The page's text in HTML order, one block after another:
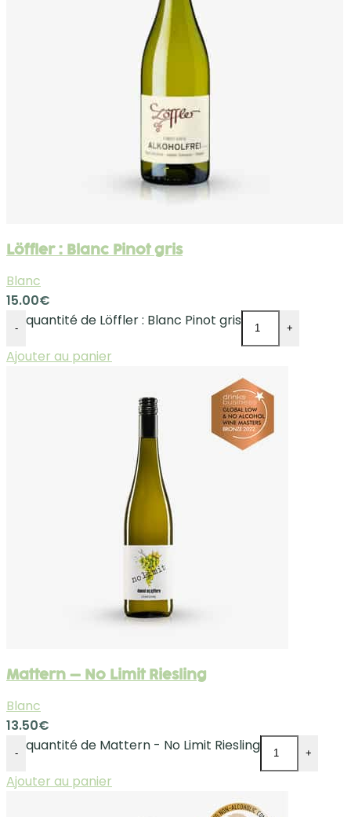
Löffler : Blanc Pinot gris
Blanc
15.00€
- quantité de Löffler : Blanc Pinot gris +
Ajouter au panier
Mattern – No Limit Riesling
Blanc
13.50€
- quantité de Mattern - No Limit Riesling +
Ajouter au panier